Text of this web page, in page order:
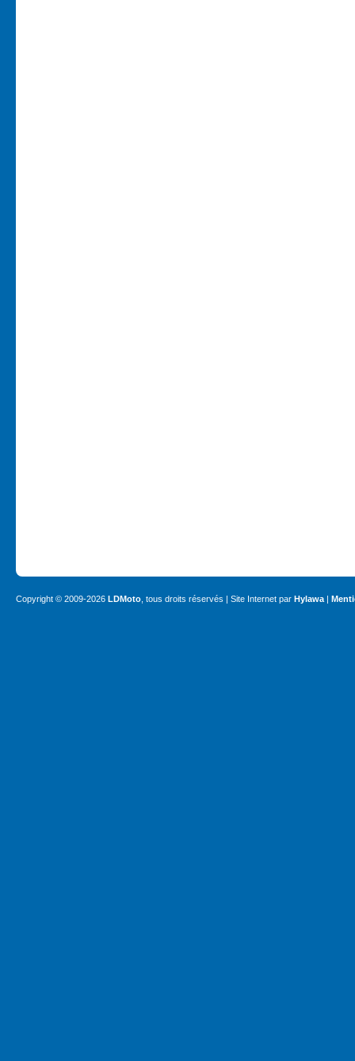
Copyright © 2009-2026 LDMoto , tous droits réservés | Site Internet par Hylawa |